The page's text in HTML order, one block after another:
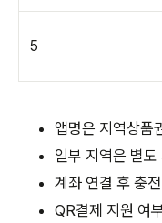
5
앱명은 지역상품
일부 지역은 별
계좌 연결 후 충
QR결제 지원 여